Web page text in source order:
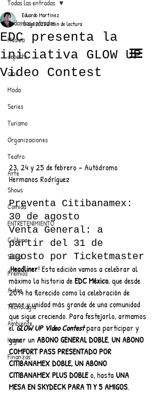
ANUNCIATE CON NOSOTROS
PARA MÁS INFORMACIÓN:
dinamicaseltrendytop@gmail.com
EL TRENDY TOP
CON EDDY MARTINEZ
Todas las entradas
Música
deporte
cine
Moda
Series
Turismo
Organizaciones
Teatro
Arte
Shows
Comida
ENTRETENIMIENTO
Cultura
Salud
Premios
Autos
Tecnología
Ambiente
Hogar
Finanzas
Todas las entradas
EDC presenta la
iniciativa GLOW UP
Video Contest
Eduardo Martínez
15 ago 20232 min de lectura
23, 24 y 25 de febrero – Autódromo
Hermanos Rodríguez
Preventa Citibanamex:
30 de agosto
Venta General: a
partir del 31 de
agosto por Ticketmaster
¡Headliner! Esta edición vamos a celebrar al
máximo la historia de EDC México, que desde
2014 ha florecido como la celebración de
amor y unidad más grande de una comunidad
que sigue creciendo. Para festejarlo, armamos
el GLOW UP Video Contest para participar y
ganar un ABONO GENERAL DOBLE, UN ABONO
COMFORT PASS PRESENTADO POR
CITIBANAMEX DOBLE, UN ABONO
CITIBANAMEX PLUS DOBLE o, hasta UNA
MESA EN SKYDECK PARA TI Y 5 AMIGOS.